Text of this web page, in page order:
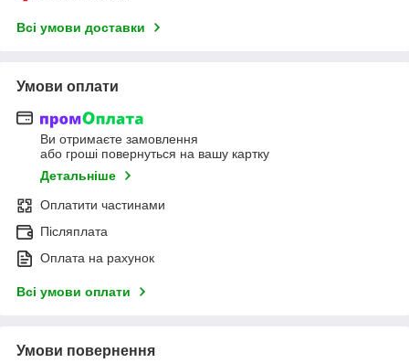
Всі умови доставки
Умови оплати
Ви отримаєте замовлення
або гроші повернуться на вашу картку
Детальніше
Оплатити частинами
Післяплата
Оплата на рахунок
Всі умови оплати
Умови повернення